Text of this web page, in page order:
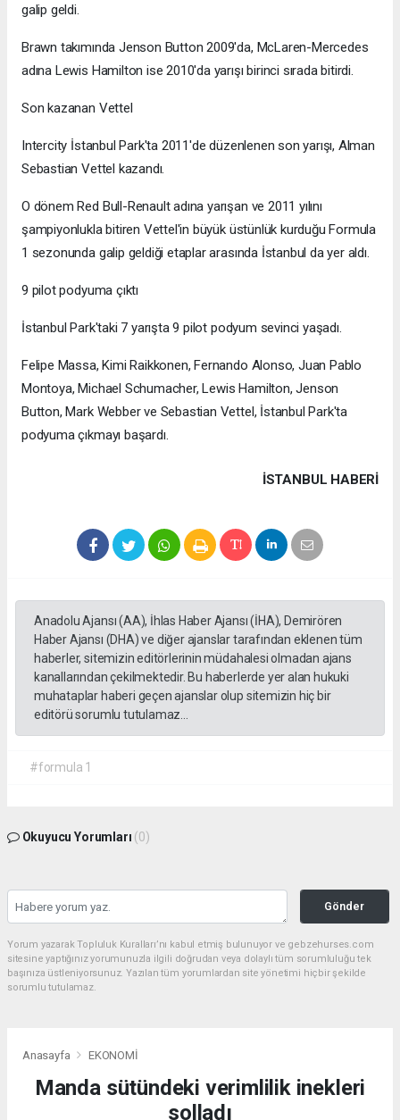
galip geldi.
Brawn takımında Jenson Button 2009'da, McLaren-Mercedes
adına Lewis Hamilton ise 2010'da yarışı birinci sırada bitirdi.
Son kazanan Vettel
Intercity İstanbul Park'ta 2011'de düzenlenen son yarışı, Alman
Sebastian Vettel kazandı.
O dönem Red Bull-Renault adına yarışan ve 2011 yılını
şampiyonlukla bitiren Vettel'in büyük üstünlük kurduğu Formula
1 sezonunda galip geldiği etaplar arasında İstanbul da yer aldı.
9 pilot podyuma çıktı
İstanbul Park'taki 7 yarışta 9 pilot podyum sevinci yaşadı.
Felipe Massa, Kimi Raikkonen, Fernando Alonso, Juan Pablo
Montoya, Michael Schumacher, Lewis Hamilton, Jenson
Button, Mark Webber ve Sebastian Vettel, İstanbul Park'ta
podyuma çıkmayı başardı.
İSTANBUL HABERİ
Anadolu Ajansı (AA), İhlas Haber Ajansı (İHA), Demirören
Haber Ajansı (DHA) ve diğer ajanslar tarafından eklenen tüm
haberler, sitemizin editörlerinin müdahalesi olmadan ajans
kanallarından çekilmektedir. Bu haberlerde yer alan hukuki
muhataplar haberi geçen ajanslar olup sitemizin hiç bir
editörü sorumlu tutulamaz...
#formula 1
Okuyucu Yorumları (0)
Gönder
Yorum yazarak Topluluk Kuralları’nı kabul etmiş bulunuyor ve gebzehurses.com
sitesine yaptığınız yorumunuzla ilgili doğrudan veya dolaylı tüm sorumluluğu tek
başınıza üstleniyorsunuz. Yazılan tüm yorumlardan site yönetimi hiçbir şekilde
sorumlu tutulamaz.
Anasayfa EKONOMİ
Manda sütündeki verimlilik inekleri
solladı